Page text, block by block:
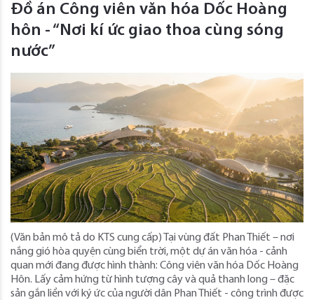
Đồ án Công viên văn hóa Dốc Hoàng
hôn - “Nơi kí ức giao thoa cùng sóng
nước”
(Văn bản mô tả do KTS cung cấp) Tại vùng đất Phan Thiết – nơi
nắng gió hòa quyện cùng biển trời, một dự án văn hóa - cảnh
quan mới đang được hình thành: Công viên văn hóa Dốc Hoàng
Hôn. Lấy cảm hứng từ hình tượng cây và quả thanh long – đặc
sản gắn liền với ký ức của người dân Phan Thiết - công trình được